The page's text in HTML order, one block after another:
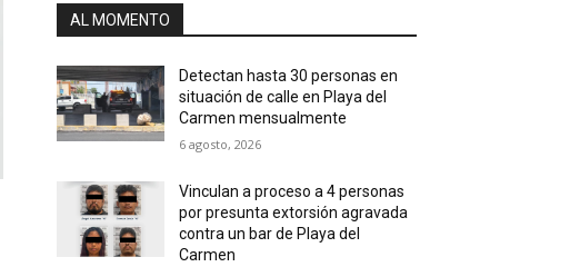
AL MOMENTO
Detectan hasta 30 personas en
situación de calle en Playa del
Carmen mensualmente
6 agosto, 2026
Vinculan a proceso a 4 personas
por presunta extorsión agravada
contra un bar de Playa del
Carmen